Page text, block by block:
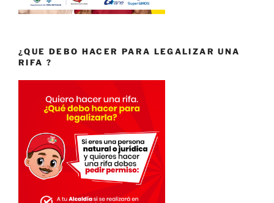
¿QUE DEBO HACER PARA LEGALIZAR UNA
RIFA ?